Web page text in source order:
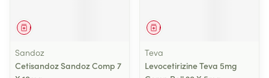
Médicament
Sandoz
Cetisandoz Sandoz Comp 7
Médicament
Teva
Levocetirizine Teva 5mg